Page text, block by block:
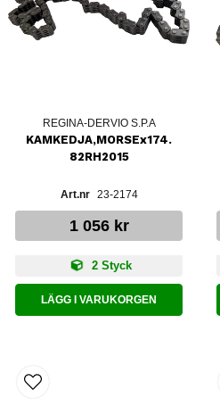
REGINA-DERVIO S.P.A
KAMKEDJA,MORSEx174.
82RH2015
23-2174
1 056 kr
2 Styck
LÄGG I VARUKORGEN